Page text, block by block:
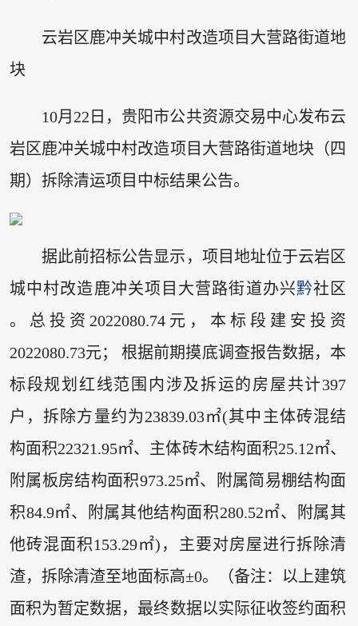
云岩区鹿冲关城中村改造项目大营路街道地
块
10月22日，贵阳市公共资源交易中心发布云
岩区鹿冲关城中村改造项目大营路街道地块（四
期）拆除清运项目中标结果公告。
据此前招标公告显示，项目地址位于云岩区
城中村改造鹿冲关项目大营路街道办兴黔社区
。总投资2022080.74元，本标段建安投资
2022080.73元； 根据前期摸底调查报告数据，本
标段规划红线范围内涉及拆运的房屋共计397
户，拆除方量约为23839.03㎡(其中主体砖混结
构面积22321.95㎡、主体砖木结构面积25.12㎡、
附属板房结构面积973.25㎡、附属简易棚结构面
积84.9㎡、附属其他结构面积280.52㎡、附属其
他砖混面积153.29㎡)，主要对房屋进行拆除清
渣，拆除清渣至地面标高±0。（备注：以上建筑
面积为暂定数据，最终数据以实际征收签约面积